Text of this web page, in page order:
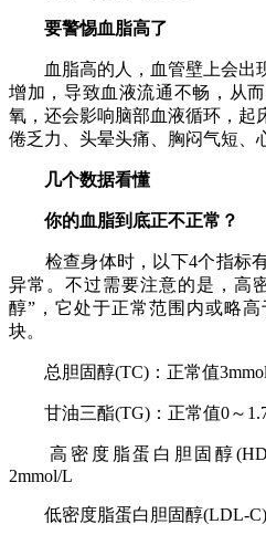
要警惕血脂高了
血脂高的人，血管壁上会出
增加，导致血液流通不畅，从
氧，还会影响脑部血液循环，起
倦乏力、头晕头痛、胸闷气短、
几个数据看懂
你的血脂到底正不正常？
检查身体时，以下4个指标有
异常。不过需要注意的是，高
醇”，它处于正常范围内或略
块。
总胆固醇(TC)：正常值
甘油三酯(TG)：正常值0～
高密度脂蛋白胆固醇
2mmol/L
低密度脂蛋白胆固醇(LDL-C)